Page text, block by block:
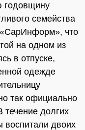
годовщину
семейства
«СарИнформ», что
на одном из
в отпуске,
одежде
так официально
долгих
воспитали двоих